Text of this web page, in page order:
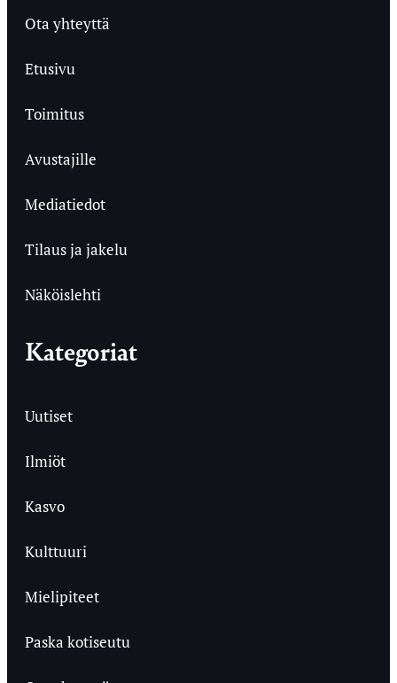
Ota yhteyttä
Etusivu
Toimitus
Avustajille
Mediatiedot
Tilaus ja jakelu
Näköislehti
Kategoriat
Uutiset
Ilmiöt
Kasvo
Kulttuuri
Mielipiteet
Paska kotiseutu